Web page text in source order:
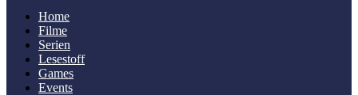
Home
Filme
Serien
Lesestoff
Games
Events